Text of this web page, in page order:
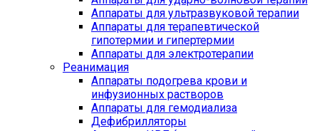
Аппараты для ультразвуковой терапии
Аппараты для терапевтической
гипотермии и гипертермии
Аппараты для электротерапии
Реанимация
Аппараты подогрева крови и
инфузионных растворов
Аппараты для гемодиализа
Дефибрилляторы